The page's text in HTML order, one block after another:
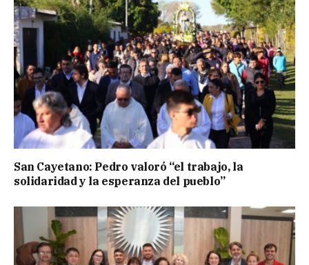
San Cayetano: Pedro valoró “el trabajo, la
solidaridad y la esperanza del pueblo”